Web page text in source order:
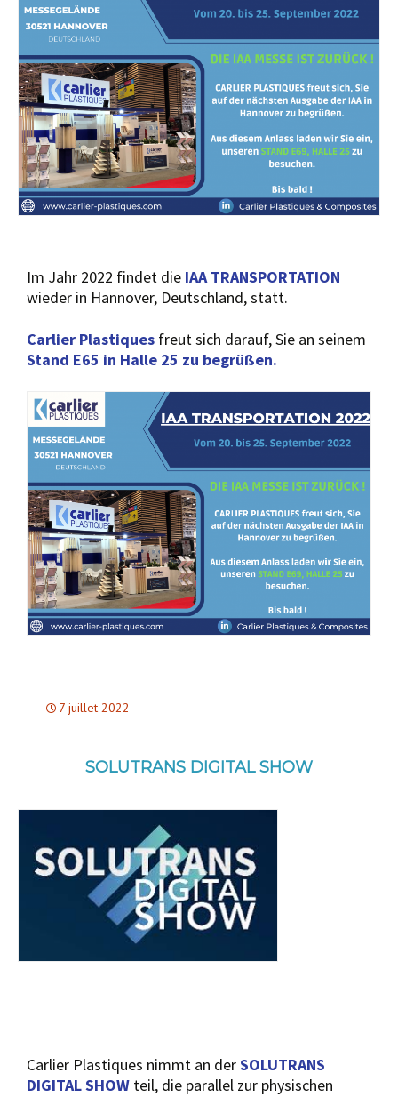
Im Jahr 2022 findet die IAA TRANSPORTATION
wieder in Hannover, Deutschland, statt.
Carlier Plastiques freut sich darauf, Sie an seinem
Stand E65 in Halle 25 zu begrüßen.
7 juillet 2022
SOLUTRANS DIGITAL SHOW
Carlier Plastiques nimmt an derSOLUTRANS
DIGITAL SHOW teil, die parallel zur physischen